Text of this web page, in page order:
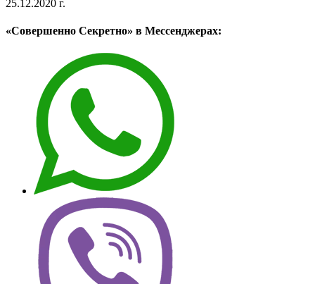
25.12.2020 г.
«Совершенно Секретно» в Мессенджерах: